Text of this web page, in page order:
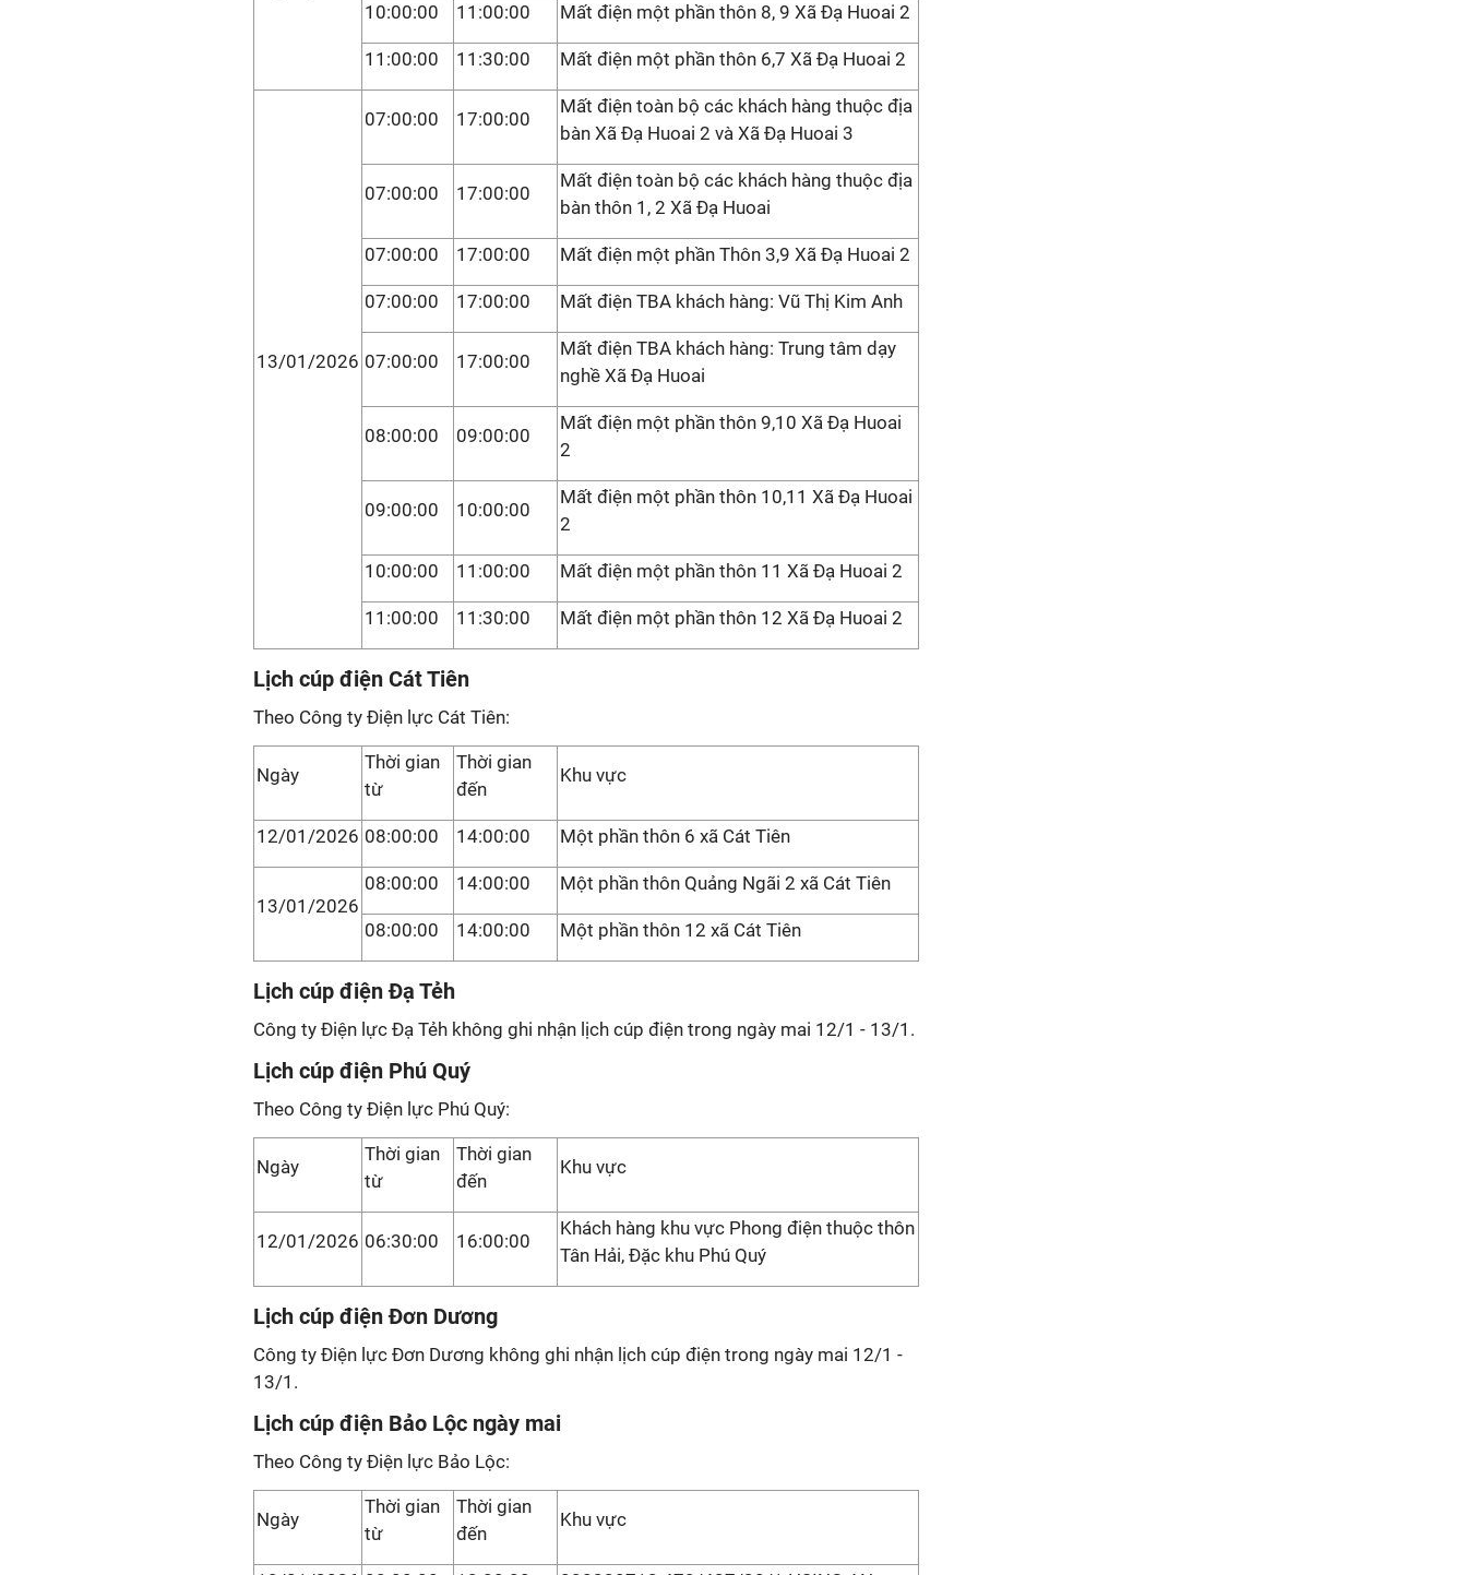
10:00:00 11:00:00 Mất điện một phần thôn 8, 9 Xã Đạ Huoai 2
11:00:00 11:30:00 Mất điện một phần thôn 6,7 Xã Đạ Huoai 2
13/01/2026
07:00:00 17:00:00
Mất điện toàn bộ các khách hàng thuộc địa
bàn Xã Đạ Huoai 2 và Xã Đạ Huoai 3
07:00:00 17:00:00
Mất điện toàn bộ các khách hàng thuộc địa
bàn thôn 1, 2 Xã Đạ Huoai
07:00:00 17:00:00 Mất điện một phần Thôn 3,9 Xã Đạ Huoai 2
07:00:00 17:00:00 Mất điện TBA khách hàng: Vũ Thị Kim Anh
07:00:00 17:00:00
Mất điện TBA khách hàng: Trung tâm dạy
nghề Xã Đạ Huoai
08:00:00 09:00:00
Mất điện một phần thôn 9,10 Xã Đạ Huoai
2
09:00:00 10:00:00
Mất điện một phần thôn 10,11 Xã Đạ Huoai
2
10:00:00 11:00:00 Mất điện một phần thôn 11 Xã Đạ Huoai 2
11:00:00 11:30:00 Mất điện một phần thôn 12 Xã Đạ Huoai 2
Lịch cúp điện Cát Tiên
Theo Công ty Điện lực Cát Tiên:
Ngày
Thời gian
từ
Thời gian
đến
Khu vực
12/01/2026 08:00:00 14:00:00 Một phần thôn 6 xã Cát Tiên
13/01/2026
08:00:00 14:00:00 Một phần thôn Quảng Ngãi 2 xã Cát Tiên
08:00:00 14:00:00 Một phần thôn 12 xã Cát Tiên
Lịch cúp điện Đạ Tẻh
Công ty Điện lực Đạ Tẻh không ghi nhận lịch cúp điện trong ngày mai 12/1 - 13/1.
Lịch cúp điện Phú Quý
Theo Công ty Điện lực Phú Quý:
Ngày
Thời gian
từ
Thời gian
đến
Khu vực
12/01/2026 06:30:00 16:00:00
Khách hàng khu vực Phong điện thuộc thôn
Tân Hải, Đặc khu Phú Quý
Lịch cúp điện Đơn Dương
Công ty Điện lực Đơn Dương không ghi nhận lịch cúp điện trong ngày mai 12/1 -
13/1.
Lịch cúp điện Bảo Lộc ngày mai
Theo Công ty Điện lực Bảo Lộc:
Ngày
Thời gian
từ
Thời gian
đến
Khu vực